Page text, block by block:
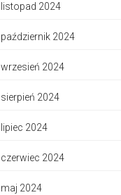
listopad 2024
październik 2024
wrzesień 2024
sierpień 2024
lipiec 2024
czerwiec 2024
maj 2024